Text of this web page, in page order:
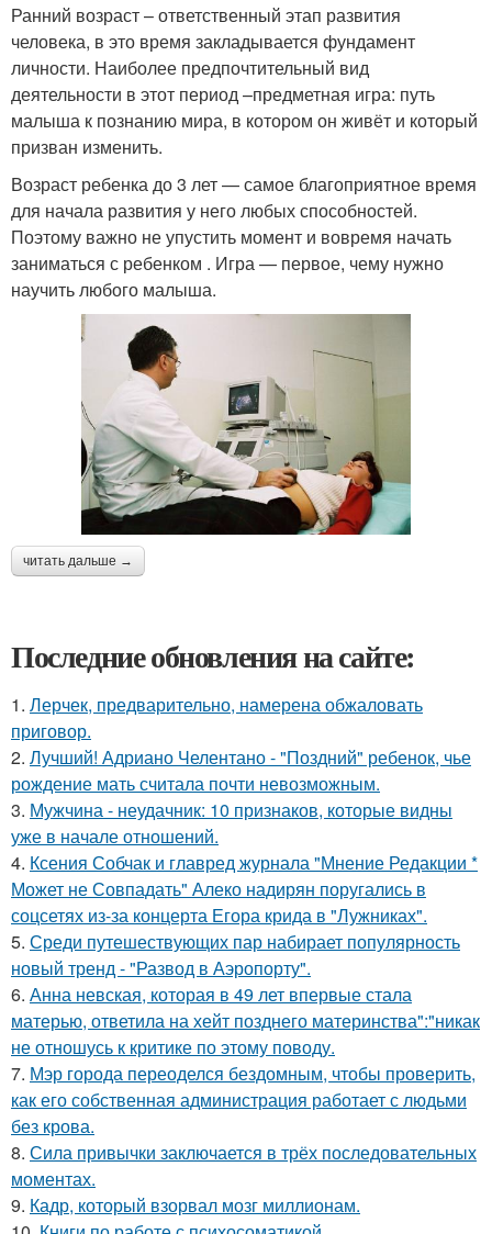
Ранний возраст – ответственный этап развития
человека, в это время закладывается фундамент
личности. Наиболее предпочтительный вид
деятельности в этот период –предметная игра: путь
малыша к познанию мира, в котором он живёт и который
призван изменить.
Возраст ребенка до 3 лет — самое благоприятное время
для начала развития у него любых способностей.
Поэтому важно не упустить момент и вовремя начать
заниматься с ребенком . Игра — первое, чему нужно
научить любого малыша.
читать дальше →
Последние обновления на сайте:
1. Лерчек, предварительно, намерена обжаловать
приговор.
2. Лучший! Адриано Челентано - "Поздний" ребенок, чье
рождение мать считала почти невозможным.
3. Мужчина - неудачник: 10 признаков, которые видны
уже в начале отношений.
4. Ксения Собчак и главред журнала "Мнение Редакции *
Может не Совпадать" Алеко надирян поругались в
соцсетях из-за концерта Егора крида в "Лужниках".
5. Среди путешествующих пар набирает популярность
новый тренд - "Развод в Аэропорту".
6. Анна невская, которая в 49 лет впервые стала
матерью, ответила на хейт позднего материнства":"никак
не отношусь к критике по этому поводу.
7. Мэр города переоделся бездомным, чтобы проверить,
как его собственная администрация работает с людьми
без крова.
8. Сила привычки заключается в трёх последовательных
моментах.
9. Кадр, который взорвал мозг миллионам.